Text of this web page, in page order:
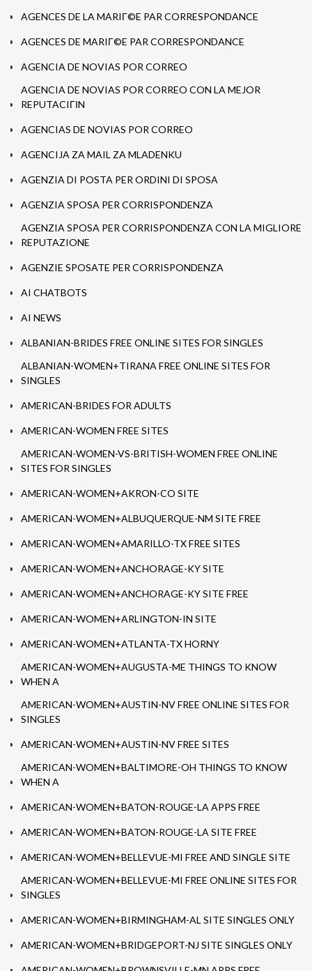
AGENCES DE LA MARIГ©E PAR CORRESPONDANCE
AGENCES DE MARIГ©E PAR CORRESPONDANCE
AGENCIA DE NOVIAS POR CORREO
AGENCIA DE NOVIAS POR CORREO CON LA MEJOR
REPUTACIГІN
AGENCIAS DE NOVIAS POR CORREO
AGENCIJA ZA MAIL ZA MLADENKU
AGENZIA DI POSTA PER ORDINI DI SPOSA
AGENZIA SPOSA PER CORRISPONDENZA
AGENZIA SPOSA PER CORRISPONDENZA CON LA MIGLIORE
REPUTAZIONE
AGENZIE SPOSATE PER CORRISPONDENZA
AI CHATBOTS
AI NEWS
ALBANIAN-BRIDES FREE ONLINE SITES FOR SINGLES
ALBANIAN-WOMEN+TIRANA FREE ONLINE SITES FOR
SINGLES
AMERICAN-BRIDES FOR ADULTS
AMERICAN-WOMEN FREE SITES
AMERICAN-WOMEN-VS-BRITISH-WOMEN FREE ONLINE
SITES FOR SINGLES
AMERICAN-WOMEN+AKRON-CO SITE
AMERICAN-WOMEN+ALBUQUERQUE-NM SITE FREE
AMERICAN-WOMEN+AMARILLO-TX FREE SITES
AMERICAN-WOMEN+ANCHORAGE-KY SITE
AMERICAN-WOMEN+ANCHORAGE-KY SITE FREE
AMERICAN-WOMEN+ARLINGTON-IN SITE
AMERICAN-WOMEN+ATLANTA-TX HORNY
AMERICAN-WOMEN+AUGUSTA-ME THINGS TO KNOW
WHEN A
AMERICAN-WOMEN+AUSTIN-NV FREE ONLINE SITES FOR
SINGLES
AMERICAN-WOMEN+AUSTIN-NV FREE SITES
AMERICAN-WOMEN+BALTIMORE-OH THINGS TO KNOW
WHEN A
AMERICAN-WOMEN+BATON-ROUGE-LA APPS FREE
AMERICAN-WOMEN+BATON-ROUGE-LA SITE FREE
AMERICAN-WOMEN+BELLEVUE-MI FREE AND SINGLE SITE
AMERICAN-WOMEN+BELLEVUE-MI FREE ONLINE SITES FOR
SINGLES
AMERICAN-WOMEN+BIRMINGHAM-AL SITE SINGLES ONLY
AMERICAN-WOMEN+BRIDGEPORT-NJ SITE SINGLES ONLY